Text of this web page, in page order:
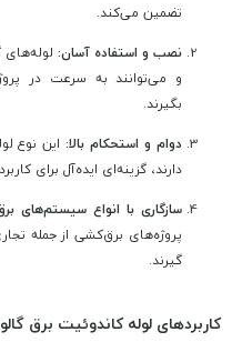
تضمین می‌کند.
نصب و استفاده آسان:
و می‌توانند به سرعت در
بگیرند.
دوام و استحکام بالا: این نوع
دارند، گزینه‌ای ایده‌آل برای
سازگاری با انواع سیستم‌های
پروژه‌های برق‌کشی از جمله
گیرند.
کاربردهای لوله کاندوئیت برق